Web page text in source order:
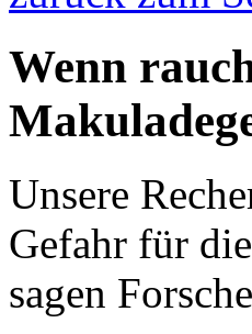
Wenn
Unsere
Gefahr für
sagen